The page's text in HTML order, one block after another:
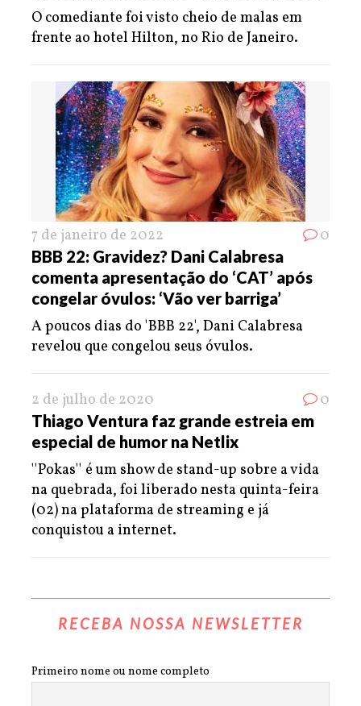
O comediante foi visto cheio de malas em
frente ao hotel Hilton, no Rio de Janeiro.
7 de janeiro de 2022 0
BBB 22: Gravidez? Dani Calabresa
comenta apresentação do ‘CAT’ após
congelar óvulos: ‘Vão ver barriga’
A poucos dias do 'BBB 22', Dani Calabresa
revelou que congelou seus óvulos.
2 de julho de 2020 0
Thiago Ventura faz grande estreia em
especial de humor na Netlix
''Pokas'' é um show de stand-up sobre a vida
na quebrada, foi liberado nesta quinta-feira
(02) na plataforma de streaming e já
conquistou a internet.
RECEBA NOSSA NEWSLETTER
Primeiro nome ou nome completo